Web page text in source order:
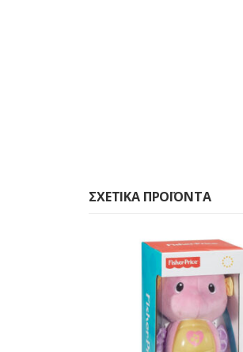
ΣΧΕΤΙΚΆ ΠΡΟΪΌΝΤΑ